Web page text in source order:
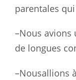
parentales
–Nous avions
de longues
–Nousallions